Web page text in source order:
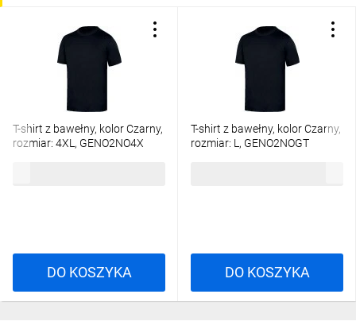
T-shirt z bawełny, kolor Czarny,
rozmiar: 4XL, GENO2NO4X
DO KOSZYKA
T-shirt z bawełny, kolor Czarny,
rozmiar: L, GENO2NOGT
DO KOSZYKA